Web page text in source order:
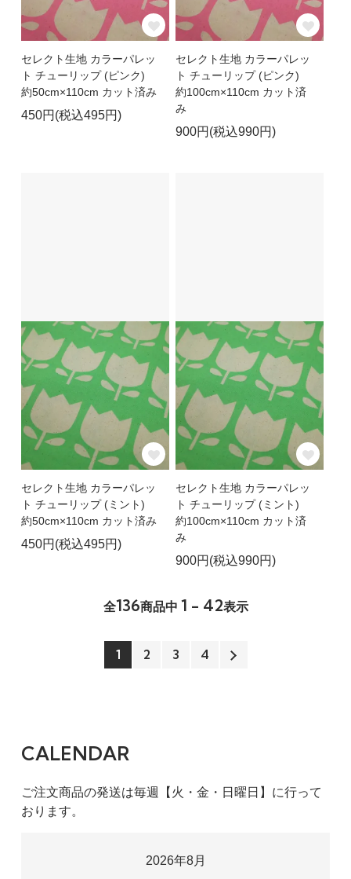
セレクト生地 カラーパレッ
ト チューリップ (ピンク)
約50cm×110cm カット済み
450円(税込495円)
セレクト生地 カラーパレッ
ト チューリップ (ピンク)
約100cm×110cm カット済
み
900円(税込990円)
セレクト生地 カラーパレッ
ト チューリップ (ミント)
約50cm×110cm カット済み
450円(税込495円)
セレクト生地 カラーパレッ
ト チューリップ (ミント)
約100cm×110cm カット済
み
900円(税込990円)
全136商品中 1 - 42表示
1 2 3 4
CALENDAR
ご注文商品の発送は毎週【火・金・日曜日】に行って
おります。
2026年8月